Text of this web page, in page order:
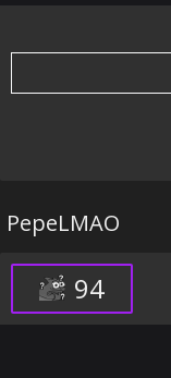
PepeLMAO
94